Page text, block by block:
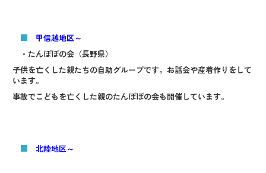
■
甲信越地区～
・たんぽぽの会（長野県）
子供を亡くした親たちの自助グループです。お話会や産着作りをして
います。
事故でこどもを亡くした親のたんぽぽの会も開催しています。
■ 北陸地区～